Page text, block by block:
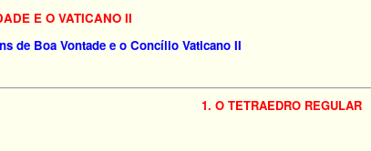
E O VATICANO II
de Boa Vontade e o Concílio Vaticano II
1. O TETRAEDRO REGULAR